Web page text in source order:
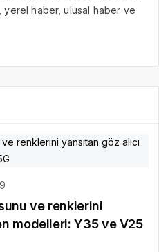
yerel haber, ulusal haber ve
ve renklerini
modelleri: Y35 ve V25